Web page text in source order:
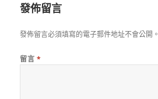
發佈留言
發佈留言必須填寫的電子郵件地址不會公開。
留言 *